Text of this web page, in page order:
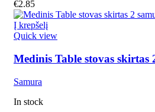
€2.85
Į krepšelį
Quick view
Medinis Table stovas
Samura
In stock